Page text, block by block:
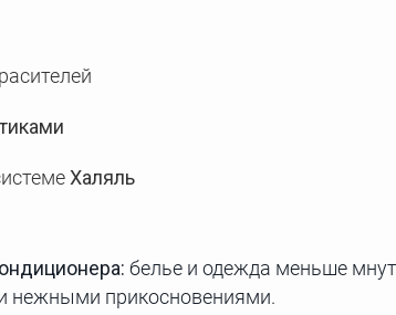
Халяль
белье и одежда меньше
нежными прикосновениями.